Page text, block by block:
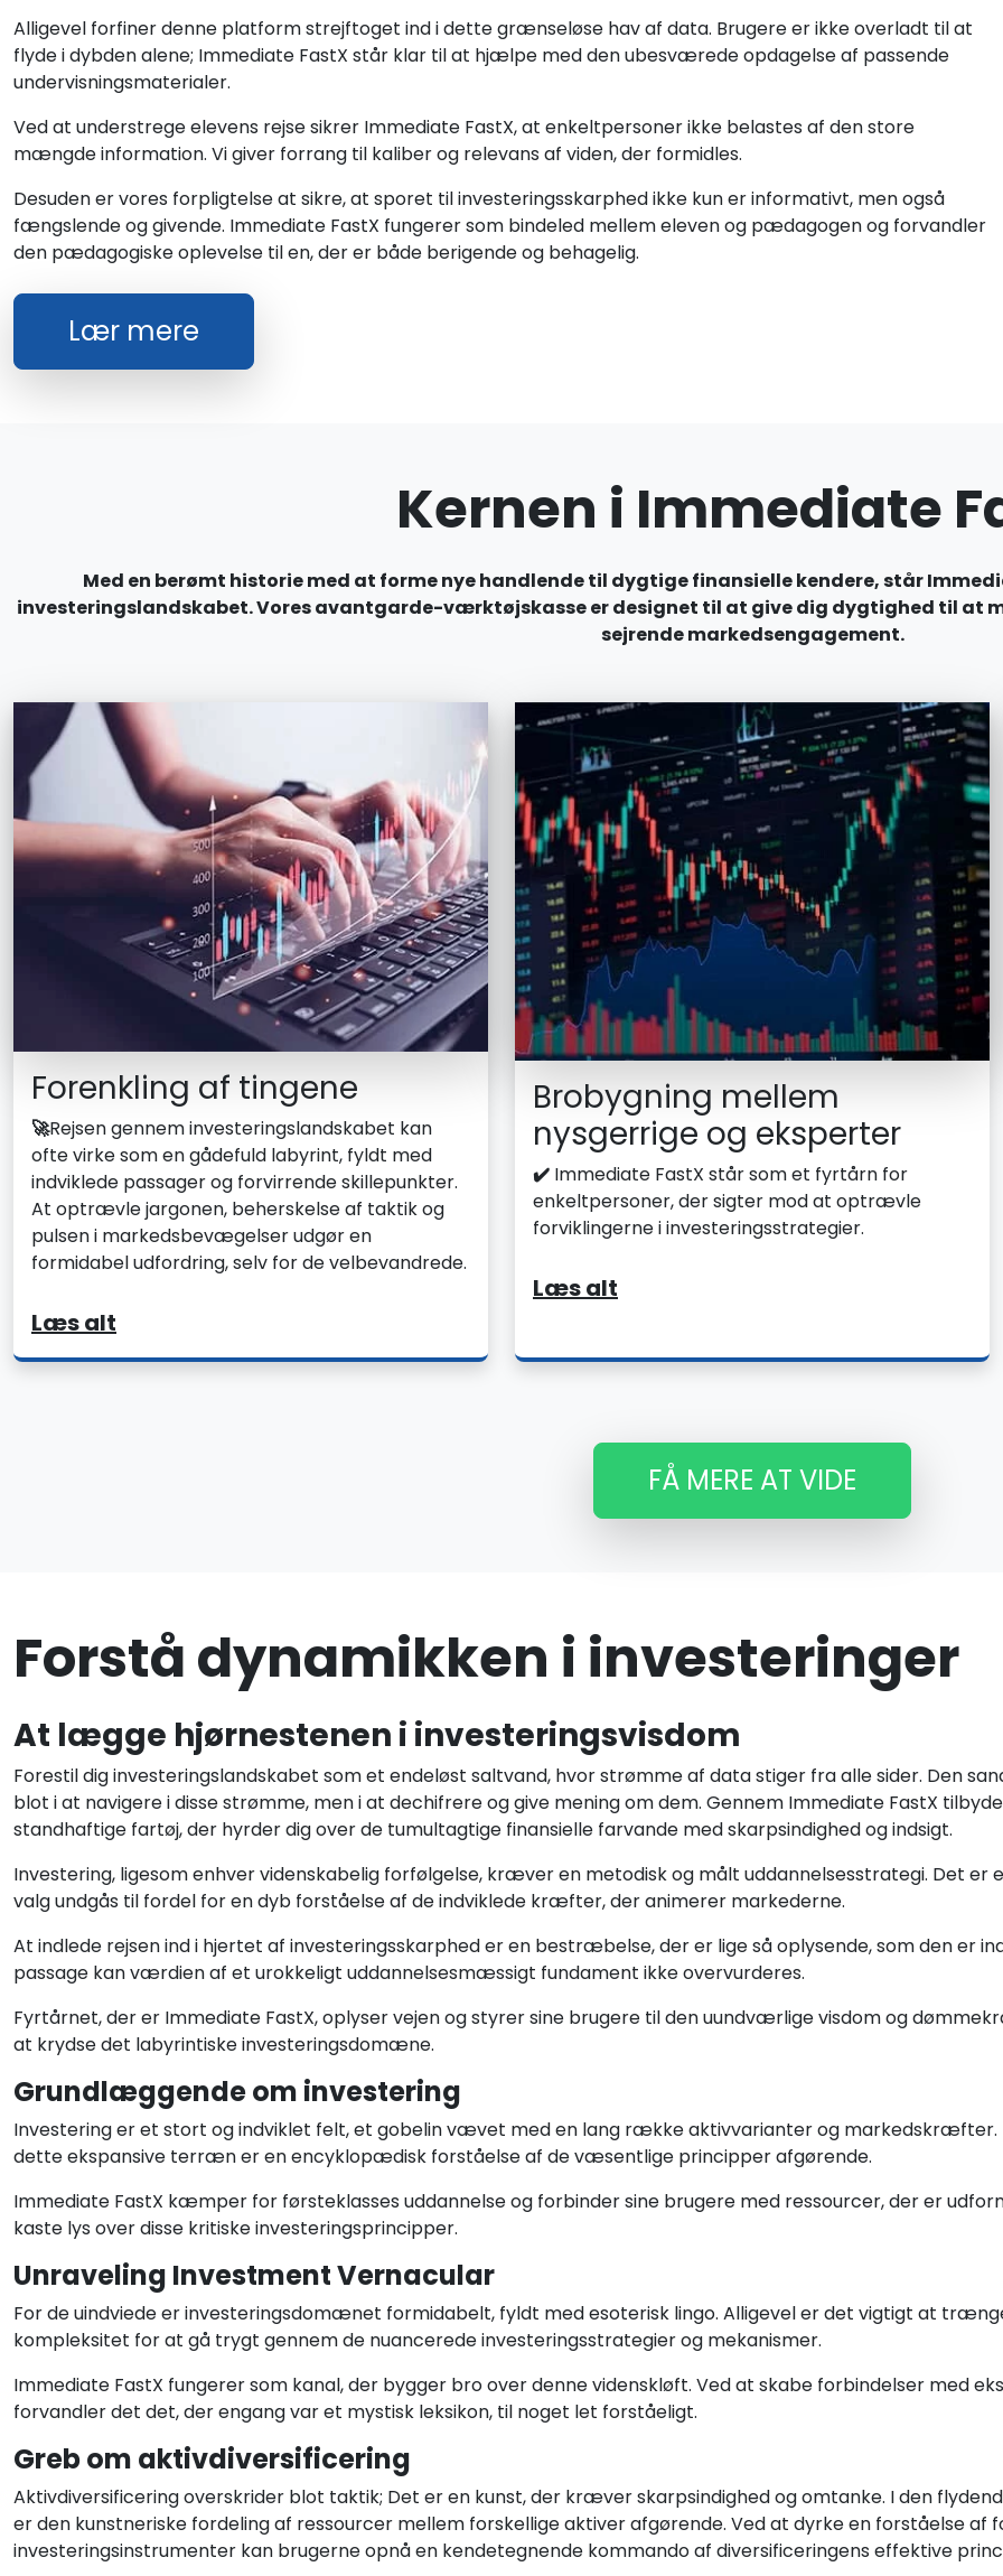
Alligevel forfiner denne platform strejftoget ind i dette grænseløse hav af data. Brugere er ikke overladt til at
flyde i dybden alene; Immediate FastX står klar til at hjælpe med den ubesværede opdagelse af passende
undervisningsmaterialer.
Ved at understrege elevens rejse sikrer Immediate FastX, at enkeltpersoner ikke belastes af den store
mængde information. Vi giver forrang til kaliber og relevans af viden, der formidles.
Desuden er vores forpligtelse at sikre, at sporet til investeringsskarphed ikke kun er informativt, men også
fængslende og givende. Immediate FastX fungerer som bindeled mellem eleven og pædagogen og forvandler
den pædagogiske oplevelse til en, der er både berigende og behagelig.
Lær mere
Kernen i Immediate
Med en berømt historie med at forme nye handlende til dygtige finansielle kendere, står
investeringslandskabet. Vores avantgarde-værktøjskasse er designet til at give dig dygtighed til at
sejrende markedsengagement.
Forenkling af tingene
🚀Rejsen gennem investeringslandskabet kan
ofte virke som en gådefuld labyrint, fyldt med
indviklede passager og forvirrende skillepunkter.
At optrævle jargonen, beherskelse af taktik og
pulsen i markedsbevægelser udgør en
formidabel udfordring, selv for de velbevandrede.
Læs alt
Brobygning mellem
nysgerrige og eksperter
✔️ Immediate FastX står som et fyrtårn for
enkeltpersoner, der sigter mod at optrævle
forviklingerne i investeringsstrategier.
Læs alt
FÅ MERE AT VIDE
Forstå dynamikken i investeringer
At lægge hjørnestenen i investeringsvisdom
Forestil dig investeringslandskabet som et endeløst saltvand, hvor strømme af data stiger fra alle sider. Den
blot i at navigere i disse strømme, men i at dechifrere og give mening om dem. Gennem Immediate FastX
standhaftige fartøj, der hyrder dig over de tumultagtige finansielle farvande med skarpsindighed og indsigt.
Investering, ligesom enhver videnskabelig forfølgelse, kræver en metodisk og målt uddannelsesstrategi. Det er
valg undgås til fordel for en dyb forståelse af de indviklede kræfter, der animerer markederne.
At indlede rejsen ind i hjertet af investeringsskarphed er en bestræbelse, der er lige så oplysende, som den er
passage kan værdien af et urokkeligt uddannelsesmæssigt fundament ikke overvurderes.
Fyrtårnet, der er Immediate FastX, oplyser vejen og styrer sine brugere til den uundværlige visdom og
at krydse det labyrintiske investeringsdomæne.
Grundlæggende om investering
Investering er et stort og indviklet felt, et gobelin vævet med en lang række aktivvarianter og markedskræfter.
dette ekspansive terræn er en encyklopædisk forståelse af de væsentlige principper afgørende.
Immediate FastX kæmper for førsteklasses uddannelse og forbinder sine brugere med ressourcer, der er
kaste lys over disse kritiske investeringsprincipper.
Unraveling Investment Vernacular
For de uindviede er investeringsdomænet formidabelt, fyldt med esoterisk lingo. Alligevel er det vigtigt at
kompleksitet for at gå trygt gennem de nuancerede investeringsstrategier og mekanismer.
Immediate FastX fungerer som kanal, der bygger bro over denne videnskløft. Ved at skabe forbindelser med
forvandler det det, der engang var et mystisk leksikon, til noget let forståeligt.
Greb om aktivdiversificering
Aktivdiversificering overskrider blot taktik; Det er en kunst, der kræver skarpsindighed og omtanke. I den
er den kunstneriske fordeling af ressourcer mellem forskellige aktiver afgørende. Ved at dyrke en forståelse af
investeringsinstrumenter kan brugerne opnå en kendetegnende kommando af diversificeringens effektive